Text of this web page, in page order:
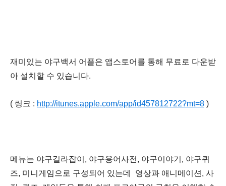
재미있는 야구백서 어플은 앱스토어를 통해 무료로 다운받
아 설치 할 수 있습니다.
( 링크 : http://itunes.apple.com/app/id457812722?mt=8 )
메뉴는 야구길라잡이, 야구용어사전, 야구이야기, 야구퀴
즈, 미니게임으로 구성되어 있는데
영상과 애니메이션, 사